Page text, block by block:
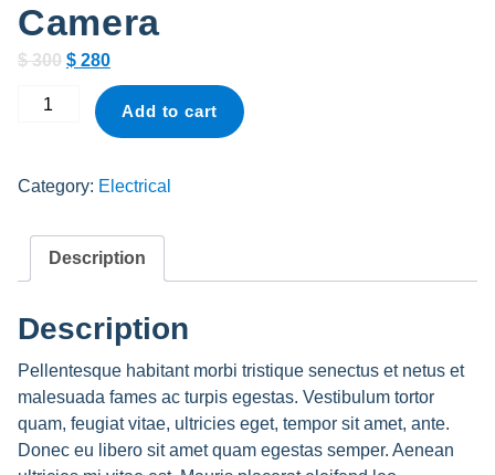
Camera
$300 Original
was:
$ 300.
$ 280Current
price
is:
$ 280.
Camera
Add to cart
Category: Electrical
Description
Description
Pellentesque habitant morbi tristique senectus et netus et
malesuada fames ac turpis egestas. Vestibulum tortor
quam, feugiat vitae, ultricies eget, tempor sit amet, ante.
Donec eu libero sit amet quam egestas semper. Aenean